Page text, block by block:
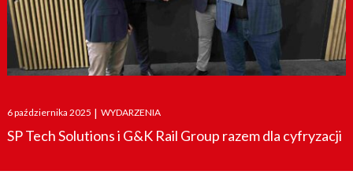
Posted
on
6 października 2025 | WYDARZENIA
SP Tech Solutions i G&K Rail Group razem dla cyfryzacji